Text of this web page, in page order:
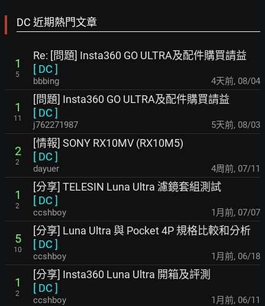
DC 近期熱門文章
1
5
Re: [問題] Insta360 GO ULTRA及配件購買請益
[ DC ]
bbbing 4天前, 08/04
1
11
[問題] Insta360 GO ULTRA及配件購買請益
[ DC ]
j762271987 5天前, 08/03
2
2
[情報] SONY RX10MV (RX10M5)
[ DC ]
dayuer 4周前, 07/11
1
2
[分享] TELESIN Luna Ultra 濾鏡套組測試
[ DC ]
ccshboy 1月前, 07/07
5
10
[分享] Luna Ultra 與 Pocket 4P 規格比較和分析
[ DC ]
ccshboy 1月前, 06/18
1
2
[分享] Insta360 Luna Ultra 開箱及評測
[ DC ]
ccshboy 1月前, 06/11